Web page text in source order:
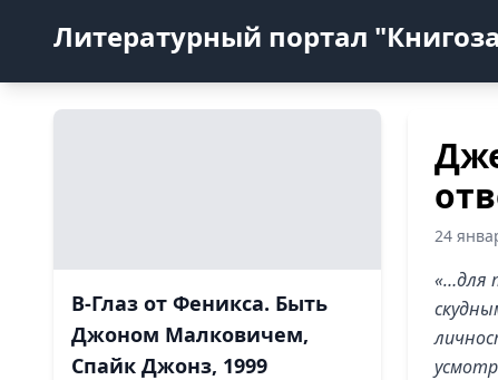
Литературный портал
В-Глаз от Феникса. Быть
Джоном Малковичем,
Спайк Джонз, 1999
24
«…для